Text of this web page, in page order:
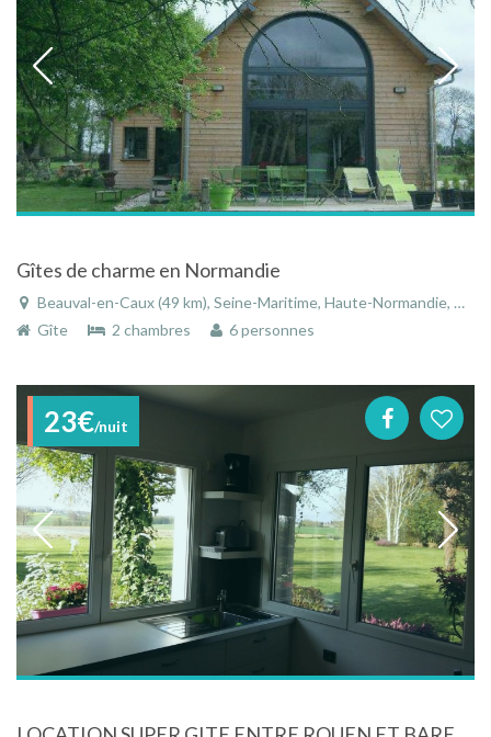
Gîtes de charme en Normandie
Beauval-en-Caux (49 km), Seine-Maritime, Haute-Normandie, Normandie, France
Gîte
2 chambres 6 personnes
23€/nuit